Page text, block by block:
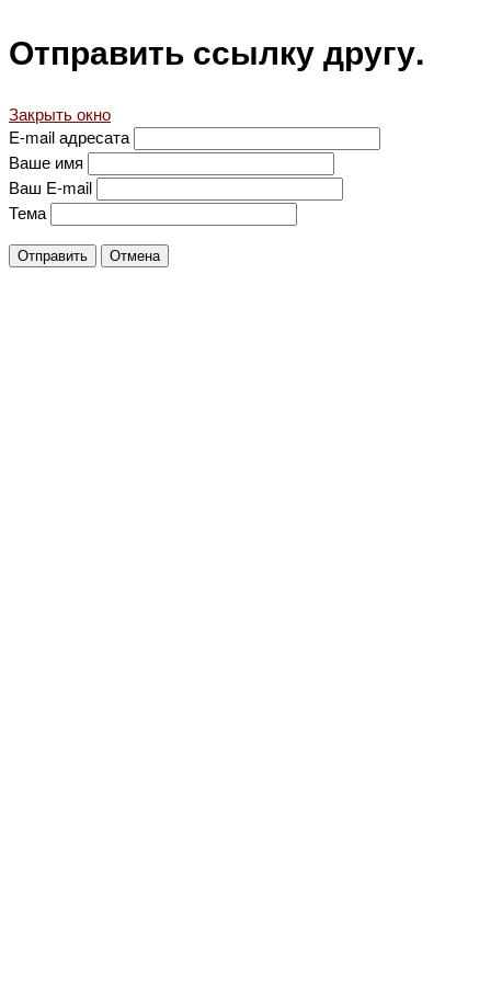
Отправить ссылку другу.
Закрыть окно
E-mail адресата
Ваше имя
Ваш E-mail
Тема
Отправить Отмена